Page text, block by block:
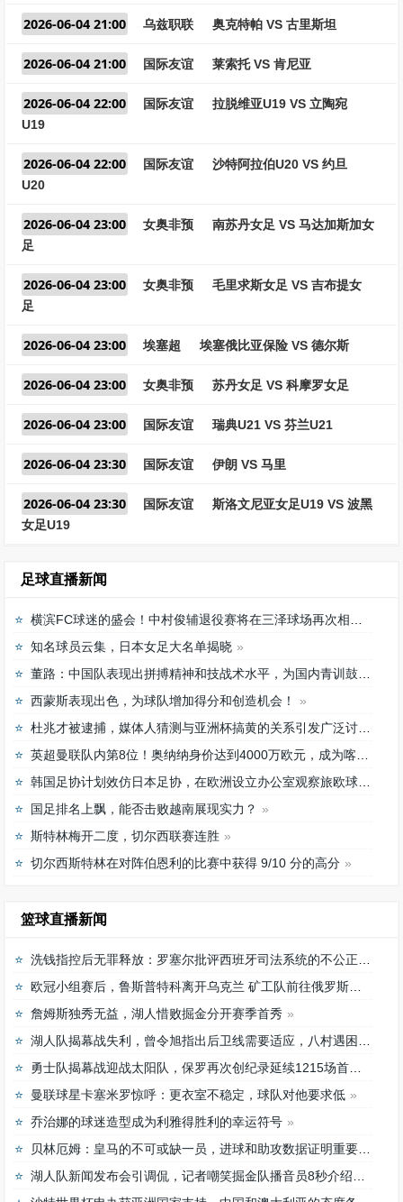
2026-06-04 21:00 乌兹职联 奥克特帕 VS 古里斯坦
2026-06-04 21:00 国际友谊 莱索托 VS 肯尼亚
2026-06-04 22:00 国际友谊
拉脱维亚U19 VS 立陶宛
U19
2026-06-04 22:00 国际友谊
沙特阿拉伯U20 VS 约旦
U20
2026-06-04 23:00 女奥非预
南苏丹女足 VS 马达加斯加女
足
2026-06-04 23:00 女奥非预
毛里求斯女足 VS 吉布提女
足
2026-06-04 23:00 埃塞超 埃塞俄比亚保险 VS 德尔斯
2026-06-04 23:00 女奥非预 苏丹女足 VS 科摩罗女足
2026-06-04 23:00 国际友谊 瑞典U21 VS 芬兰U21
2026-06-04 23:30 国际友谊 伊朗 VS 马里
2026-06-04 23:30 国际友谊
斯洛文尼亚女足U19 VS 波黑
女足U19
足球直播新闻
横滨FC球迷的盛会！中村俊辅退役赛将在三泽球场再次相聚
知名球员云集，日本女足大名单揭晓
董路：中国队表现出拼搏精神和技战术水平，为国内青训鼓舞
西蒙斯表现出色，为球队增加得分和创造机会！
杜兆才被逮捕，媒体人猜测与亚洲杯搞黄的关系引发广泛讨论
英超曼联队内第8位！奥纳纳身价达到4000万欧元，成为喀麦隆最贵门将
韩国足协计划效仿日本足协，在欧洲设立办公室观察旅欧球员的身体情况
国足排名上飘，能否击败越南展现实力？
斯特林梅开二度，切尔西联赛连胜
切尔西斯特林在对阵伯恩利的比赛中获得 9/10 分的高分
篮球直播新闻
洗钱指控后无罪释放：罗塞尔批评西班牙司法系统的不公正待遇
欧冠小组赛后，鲁斯普特科离开乌克兰 矿工队前往俄罗斯，未来发展如何？
詹姆斯独秀无益，湖人惜败掘金分开赛季首秀
湖人队揭幕战失利，曾令旭指出后卫线需要适应，八村遇困难
勇士队揭幕战迎战太阳队，保罗再次创纪录延续1215场首发之路
曼联球星卡塞米罗惊呼：更衣室不稳定，球队对他要求低
乔治娜的球迷造型成为利雅得胜利的幸运符号
贝林厄姆：皇马的不可或缺一员，进球和助攻数据证明重要性
湖人队新闻发布会引调侃，记者嘲笑掘金队播音员8秒介绍首发阵容速度